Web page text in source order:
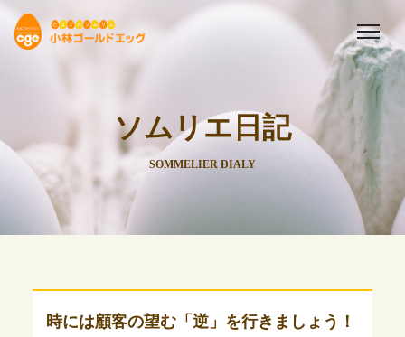
ソムリエ日記
SOMMELIER DIALY
時には顧客の望む「逆」を行きましょう！